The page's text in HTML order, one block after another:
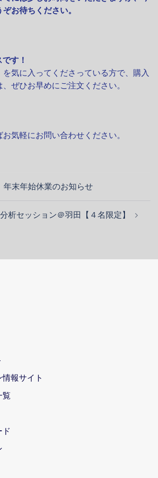
お待ちください。
す！
を気に入ってくださっている方で、購入
ぜひお早めにご注文ください。
気軽にお問い合わせください。
年末年始休業のお知らせ
析セッション＠羽田【４名限定】
報サイト
覧